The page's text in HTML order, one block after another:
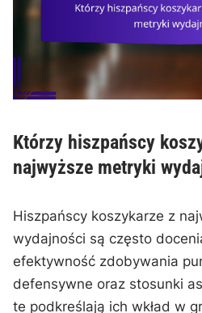
Którzy hiszpańscy
najwyższe metryki
Hiszpańscy koszykarze z
wydajności są często
efektywność zdobywania
defensywne oraz stosunki
te podkreślają ich wkład w